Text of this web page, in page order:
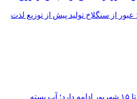
از سنگلاخ تولید پیش از توزیع لذت